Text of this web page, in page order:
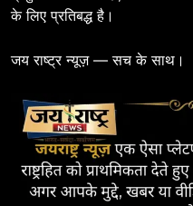
के लिए प्रतिबद्ध है।
जय राष्ट्र न्यूज़ — सच के साथ।